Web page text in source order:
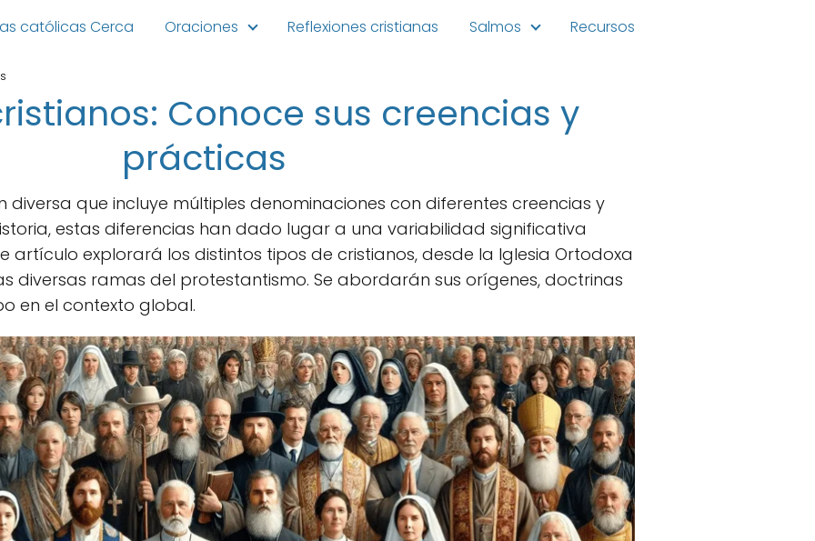
católicas Cerca Oraciones Reflexiones cristianas Salmos Recursos
Conoce sus creencias y
prácticas
diversa que incluye múltiples denominaciones con diferentes creencias y
estas diferencias han dado lugar a una variabilidad significativa
artículo explorará los distintos tipos de cristianos, desde la Iglesia Ortodoxa
diversas ramas del protestantismo. Se abordarán sus orígenes, doctrinas
en el contexto global.